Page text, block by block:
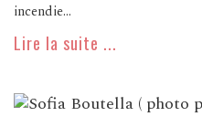
incendie...
Lire la suite ...